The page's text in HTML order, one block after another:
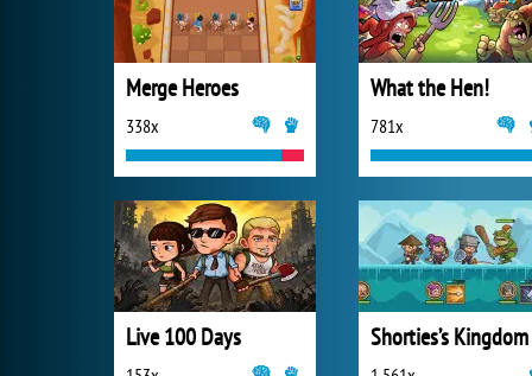
Merge Heroes
338x
What the Hen!
781x
Live 100 Days Shorties’s